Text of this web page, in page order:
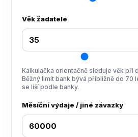
Věk žadatele
Kalkulačka orientačně sleduje věk při
Běžný limit bank bývá přibližně do 70
se liší podle banky.
Měsíční výdaje / jiné závazky